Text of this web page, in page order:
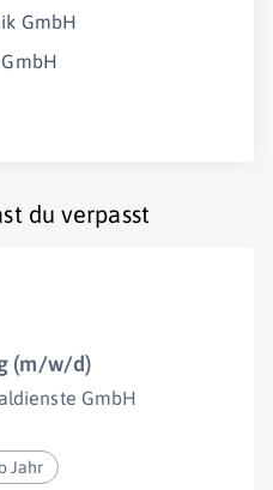
GmbH
du verpasst
(m/w/d)
GmbH
Jahr